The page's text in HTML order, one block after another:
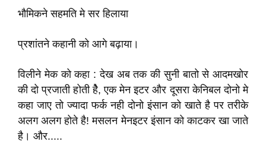
भौमिकने सहमति मे सर हिलाया
प्रशांतने कहानी को आगे बढ़ाया।
विलीने मेक को कहा : देख अब तक की सुनी बातो से आदमखोर
की दो प्रजाती होती हैे, एक मेन इटर और दूसरा केनिबल दोनो मे
कहा जाए तो ज्यादा फर्क नही दोनो इंसान को खाते है पर तरीके
अलग अलग होते है! मसलन मेनइटर इंसान को काटकर खा जाते
है। और.....